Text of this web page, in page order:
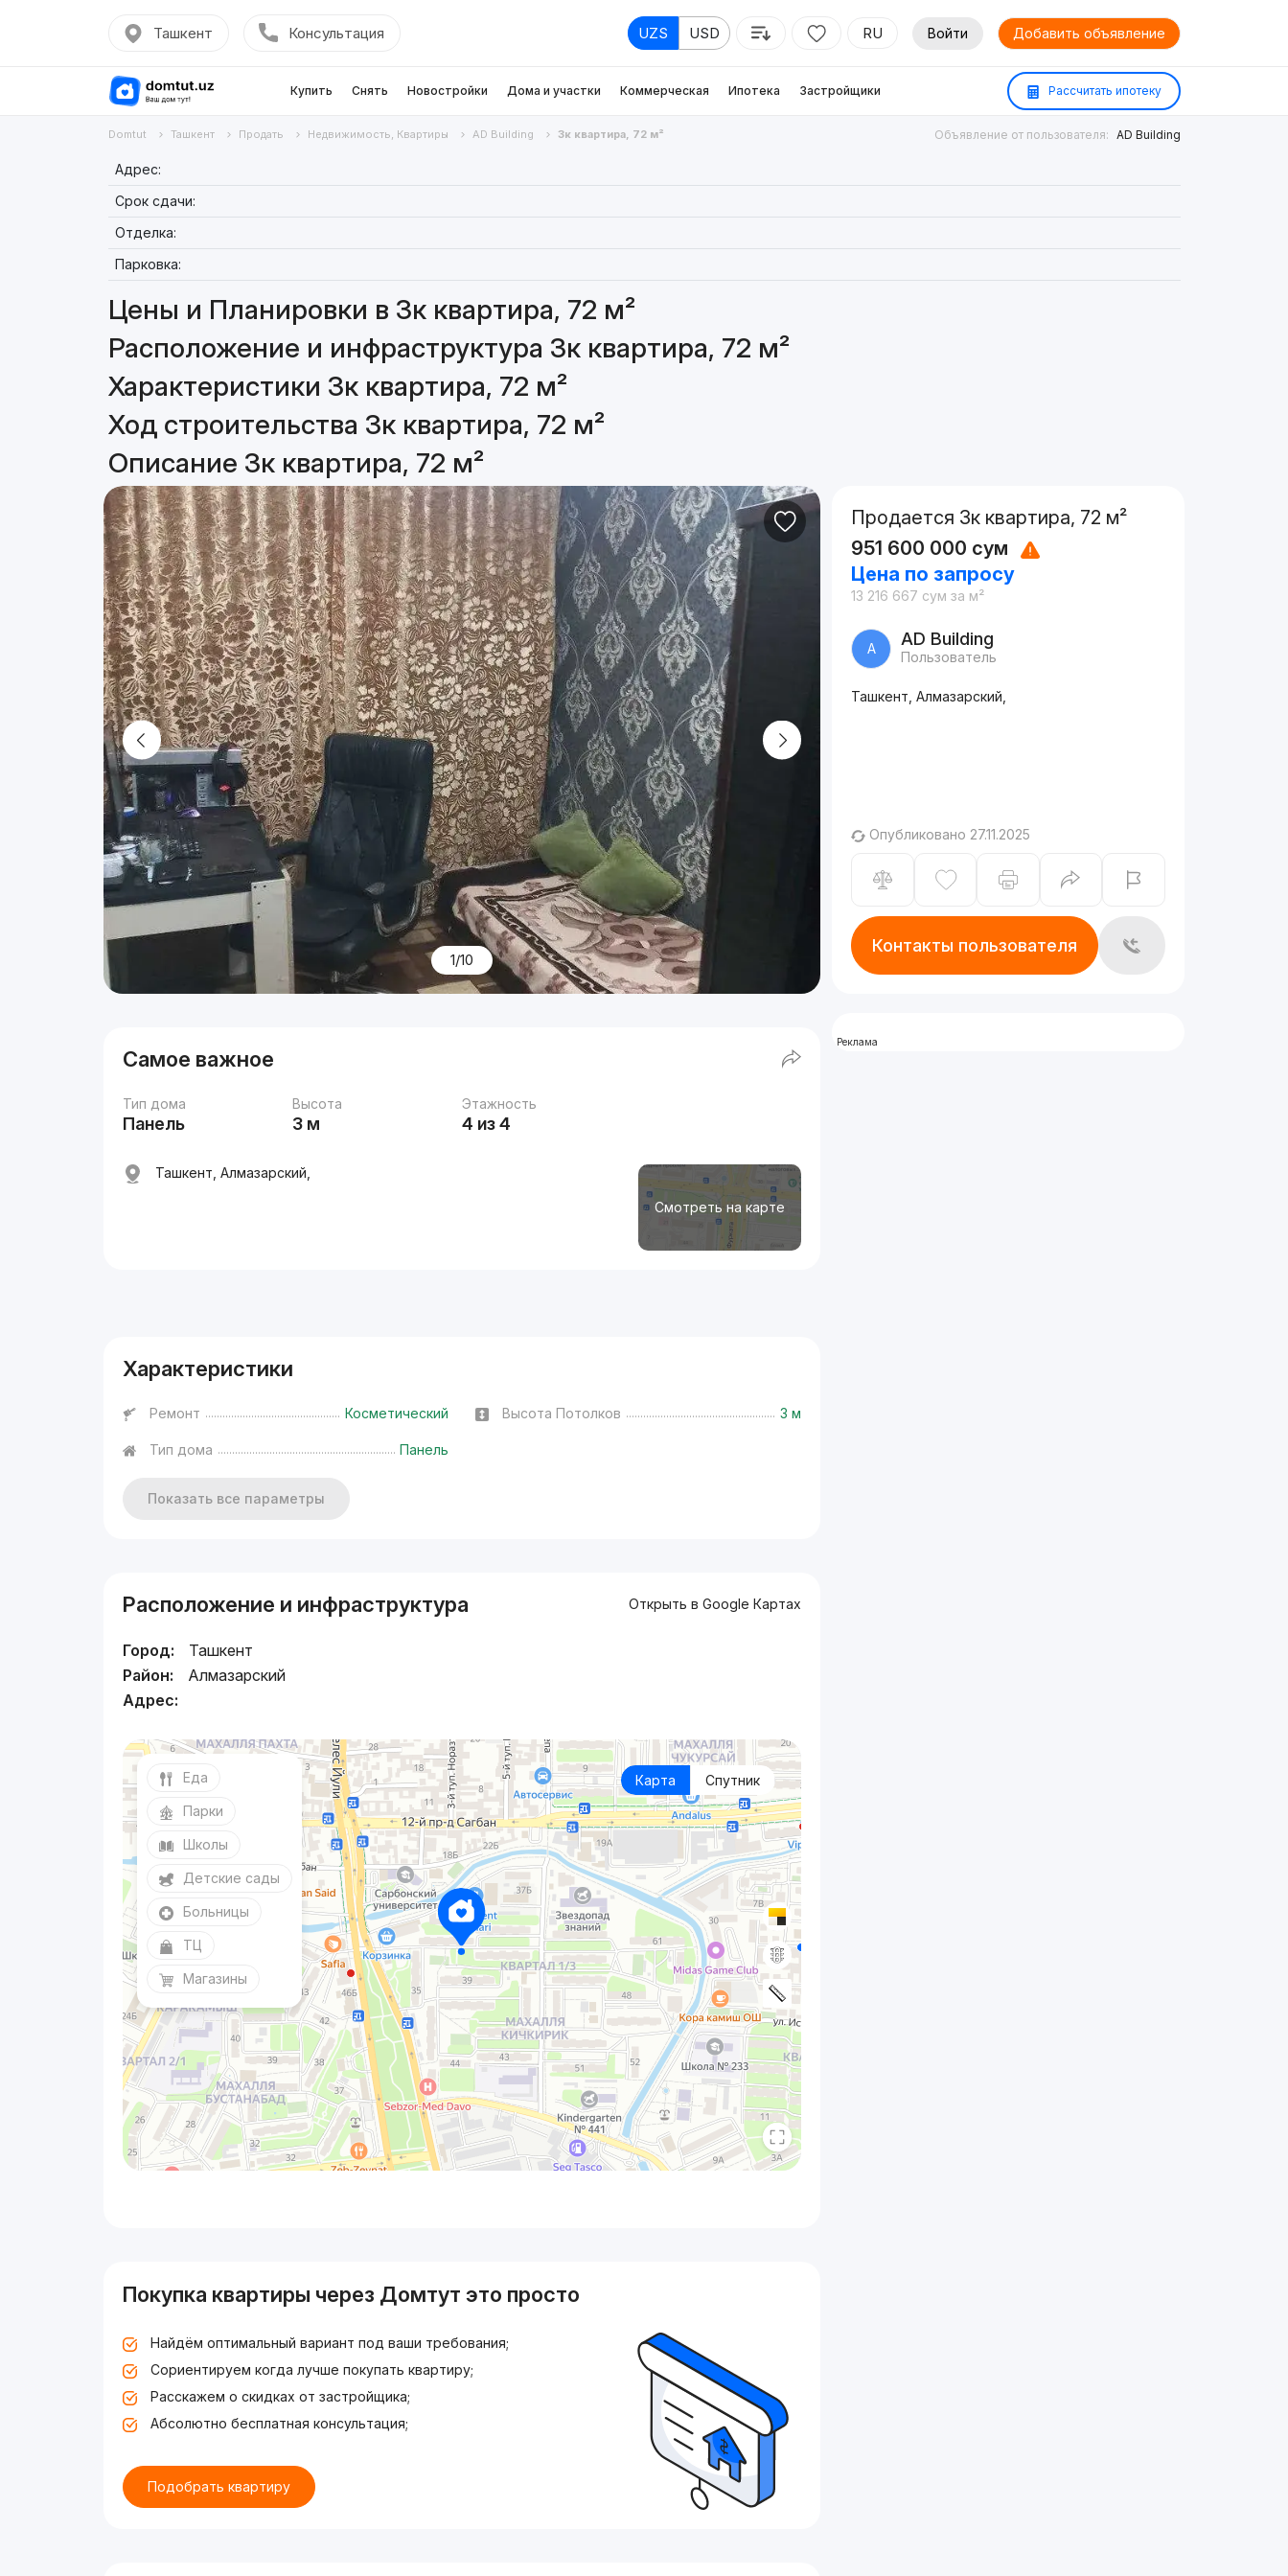
Ташкент Консультация UZS USD RU Войти Добавить объявление
Купить Снять Новостройки Дома и участки Коммерческая Ипотека Застройщики Рассчитать ипотеку
Domtut Ташкент Продать Недвижимость, Квартиры AD Building 3к квартира, 72 м² Объявление от пользователя: AD Building
Адрес:
Срок сдачи:
Отделка:
Парковка:
Цены и Планировки в 3к квартира, 72 м²
Расположение и инфраструктура 3к квартира, 72 м²
Характеристики 3к квартира, 72 м²
Ход строительства 3к квартира, 72 м²
Описание 3к квартира, 72 м²
1/10
Самое важное
Тип дома
Панель
Высота
3 м
Этажность
4 из 4
Смотреть на карте
Ташкент, Алмазарский,
Характеристики
Ремонт Косметический Высота Потолков 3 м
Тип дома Панель
Показать все параметры
Расположение и инфраструктура Открыть в Google Картах
Город:
Ташкент
Район:
Алмазарский
Адрес:
Карта Спутник
Еда
Парки
Школы
Детские сады
Больницы
ТЦ
Магазины
Покупка квартиры через Домтут это просто
Найдём оптимальный вариант под ваши требования;
Сориентируем когда лучше покупать квартиру;
Расскажем о скидках от застройщика;
Абсолютно бесплатная консультация;
Подобрать квартиру
Продается 3к квартира, 72 м²
951 600 000 сум
Цена по запросу
13 216 667 сум за м²
A AD Building
Пользователь
Ташкент, Алмазарский,
Опубликовано 27.11.2025
Контакты пользователя
Реклама